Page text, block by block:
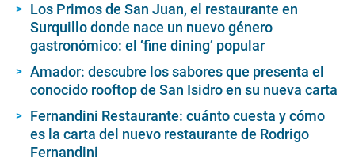
Los Primos de San Juan, el restaurante en
Surquillo donde nace un nuevo género
gastronómico: el ‘fine dining’ popular
Amador: descubre los sabores que presenta el
conocido rooftop de San Isidro en su nueva carta
Fernandini Restaurante: cuánto cuesta y cómo
es la carta del nuevo restaurante de Rodrigo
Fernandini